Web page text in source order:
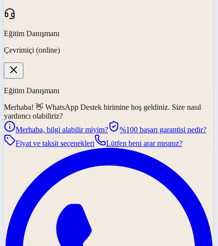
Eğitim Danışmanı
Çevrimiçi (online)
Eğitim Danışmanı
Merhaba! 👋 WhatsApp Destek birimine hoş geldiniz. Size nasıl
yardımcı olabiliriz?
Merhaba, bilgi alabilir miyim?
%100 başarı garantisi nedir?
Fiyat ve taksit seçenekleri
Lütfen beni arar mısınız?